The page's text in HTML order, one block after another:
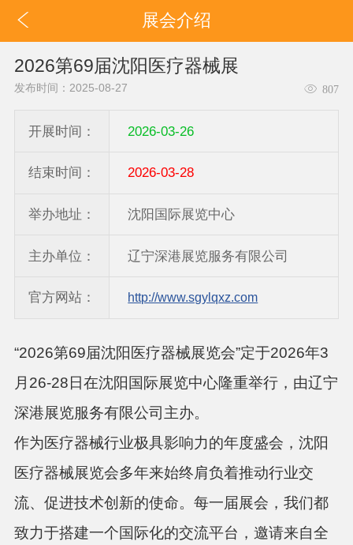
展会介绍
2026第69届沈阳医疗器械展
发布时间：2025-08-27 807
开展时间： 2026-03-26
结束时间： 2026-03-28
举办地址： 沈阳国际展览中心
主办单位： 辽宁深港展览服务有限公司
官方网站： http://www.sgylqxz.com
“2026第69届沈阳医疗器械展览会”定于2026年3
月26-28日在沈阳国际展览中心隆重举行，由辽宁
深港展览服务有限公司主办。
作为医疗器械行业极具影响力的年度盛会，沈阳
医疗器械展览会多年来始终肩负着推动行业交
流、促进技术创新的使命。每一届展会，我们都
致力于搭建一个国际化的交流平台，邀请来自全